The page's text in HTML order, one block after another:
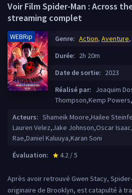
Voir Film Spider-Man : Across
streaming complet
WEBRip Genre: Action, Aventure,
Durée: 2h 20m
Date de sortie: 2023
Réalisé par: Joaquim
Thompson,Kemp
Acteurs: Shameik Moore,Hailee
Lauren Velez,Jake Johnson,Oscar
Rae,Daniel Kaluuya,Karan Soni
Évaluation:
star_rate
4.2 / 5
Après avoir retrouvé Gwen Stacy,
originaire de Brooklyn, est catapulté à